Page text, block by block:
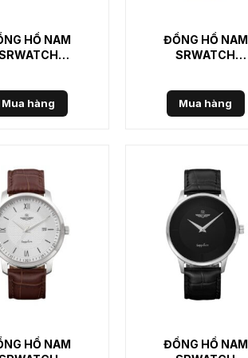
HỒ NAM
Mua hàng
ĐỒNG HỒ NAM
SRWATCH
Mua hàng
HỒ NAM
ĐỒNG HỒ NAM